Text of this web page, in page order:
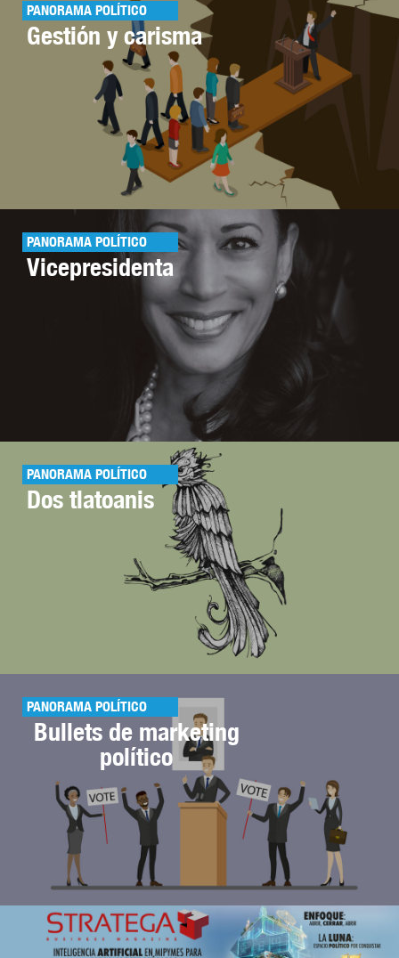
PANORAMA POLÍTICO
Gestión y carisma
PANORAMA POLÍTICO
Vicepresidenta
PANORAMA POLÍTICO
Dos tlatoanis
PANORAMA POLÍTICO
Bullets de marketing
político